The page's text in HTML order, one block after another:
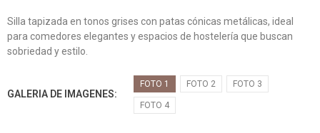
Silla tapizada en tonos grises con patas cónicas metálicas, ideal
para comedores elegantes y espacios de hostelería que buscan
sobriedad y estilo.
GALERIA DE IMAGENES
FOTO 1 FOTO 2 FOTO 3
FOTO 4